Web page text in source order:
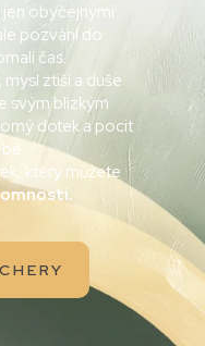
jen obyčejnými
pozvání do
čas.
ztiší a duše
svým blízkým
dotek a pocit
který můžete